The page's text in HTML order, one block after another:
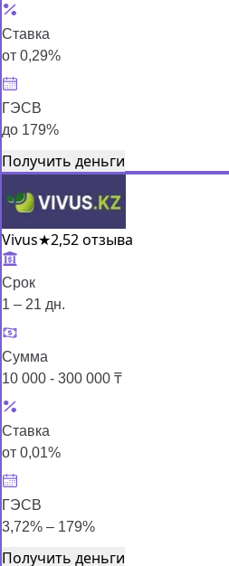
Ставка
от 0,29%
ГЭСВ
до 179%
Получить деньги
Vivus★2,52 отзыва
Срок
1 – 21 дн.
Сумма
10 000 - 300 000 ₸
Ставка
от 0,01%
ГЭСВ
3,72% – 179%
Получить деньги